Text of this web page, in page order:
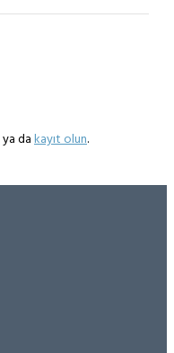
ya da kayıt olun.